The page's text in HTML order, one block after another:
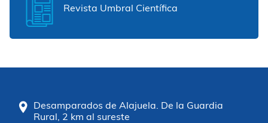
Revista Umbral Científica
Desamparados de Alajuela. De la Guardia
Rural, 2 km al sureste